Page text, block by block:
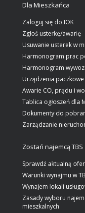
Dla Mieszkańca
Zaloguj się do IOK
Zgłoś usterkę/awarię
Usuwanie usterek w
Harmonogram prac
Harmonogram
Urządzenia
Awarie CO, prądu i
Tablica ogłoszeń dla
Dokumenty do
Zarządzanie
Zostań najemcą TBS
Sprawdź aktualną
Warunki wynajmu w
Wynajem lokali
Zasady wyboru
mieszkalnych